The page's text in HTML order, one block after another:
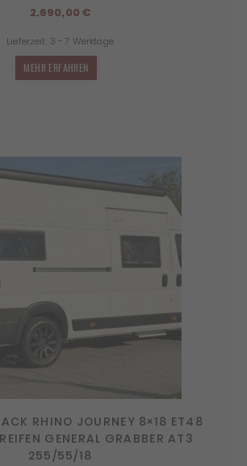
2.690,00€
Lieferzeit: 3 - 7 Werktage
MEHR ERFAHREN
RHINO JOURNEY 8×18 ET48
GENERAL GRABBER AT3
255/55/18